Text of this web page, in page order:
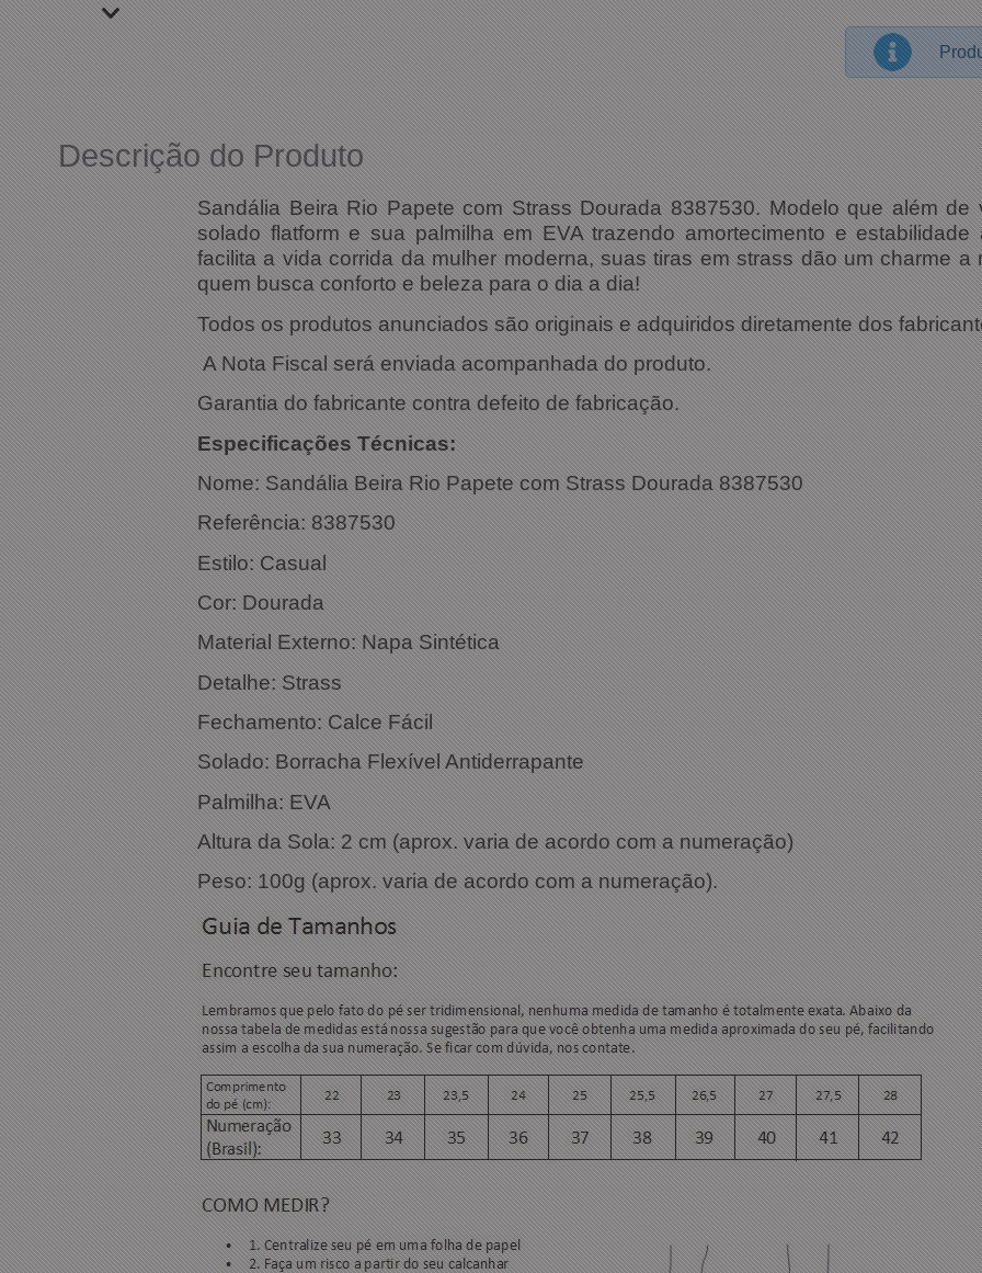
Descrição do Produto
Sandália Beira Rio Papete com Strass Dourada 8387530.Modelo que além de
solado flatform e sua palmilha em EVA trazendo amortecimento e
facilita a vida corrida da mulher moderna, suas tiras em strass dão um charme a
quem busca conforto e beleza para o dia a dia!
Todos os produtos anunciados são originais e adquiridos diretamente dos
A Nota Fiscal será enviada acompanhada do produto.
Garantia do fabricante contra defeito de fabricação.
Especificações Técnicas:
Nome:Sandália Beira Rio Papete com Strass Dourada 8387530
Referência: 8387530
Estilo: Casual
Cor: Dourada
Material Externo: Napa Sintética
Detalhe: Strass
Fechamento: Calce Fácil
Solado: Borracha Flexível Antiderrapante
Palmilha: EVA
Altura da Sola: 2 cm (aprox. varia de acordo com a numeração)
Peso: 100g (aprox. varia de acordo com a numeração).